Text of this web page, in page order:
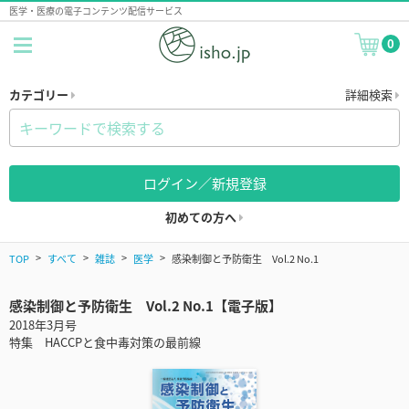
医学・医療の電子コンテンツ配信サービス
0
カテゴリー 詳細検索
ログイン／新規登録
初めての方へ
TOP すべて 雑誌 医学 感染制御と予防衛生 Vol.2 No.1
感染制御と予防衛生 Vol.2 No.1【電子版】
2018年3月号
特集 HACCPと食中毒対策の最前線